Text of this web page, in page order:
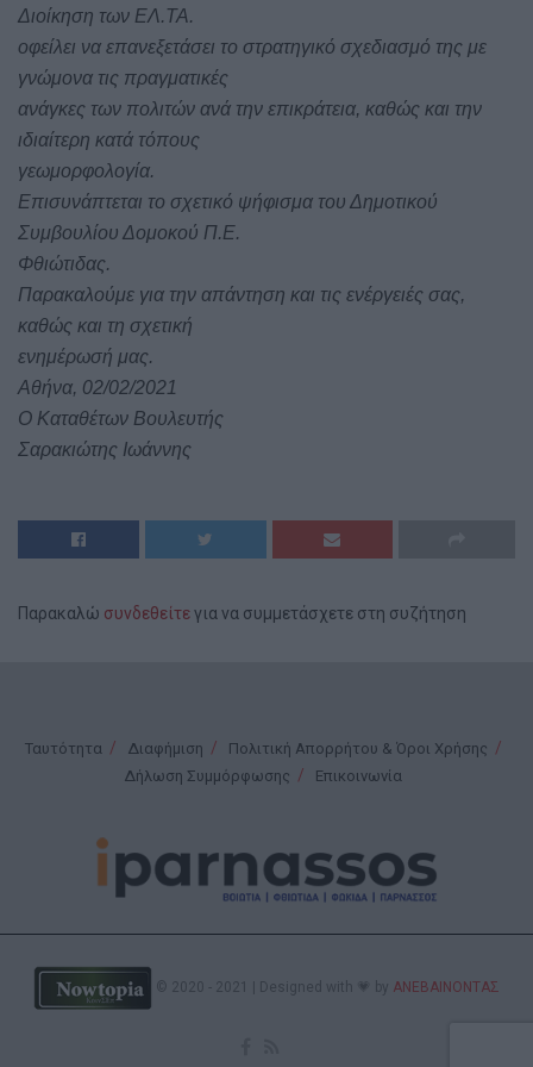
Διοίκηση των ΕΛ.ΤΑ.
οφείλει να επανεξετάσει το στρατηγικό σχεδιασμό της με
γνώμονα τις πραγματικές
ανάγκες των πολιτών ανά την επικράτεια, καθώς και την
ιδιαίτερη κατά τόπους
γεωμορφολογία.
Επισυνάπτεται το σχετικό ψήφισμα του Δημοτικού
Συμβουλίου Δομοκού Π.Ε.
Φθιώτιδας.
Παρακαλούμε για την απάντηση και τις ενέργειές σας,
καθώς και τη σχετική
ενημέρωσή μας.
Αθήνα, 02/02/2021
Ο Καταθέτων Βουλευτής
Σαρακιώτης Ιωάννης
Παρακαλώ συνδεθείτεγια να συμμετάσχετε στη συζήτηση
Ταυτότητα Διαφήμιση
Πολιτική Απορρήτου & Όροι Χρήσης
Δήλωση Συμμόρφωσης
Επικοινωνία
© 2020 - 2021 | Designed with 💗 by ΑΝΕΒΑΙΝΟΝΤΑΣ